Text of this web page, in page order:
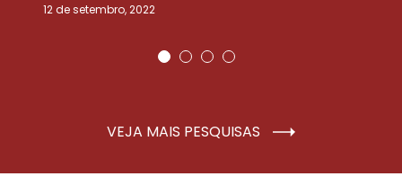
12 de setembro, 2022
VEJA MAIS PESQUISAS